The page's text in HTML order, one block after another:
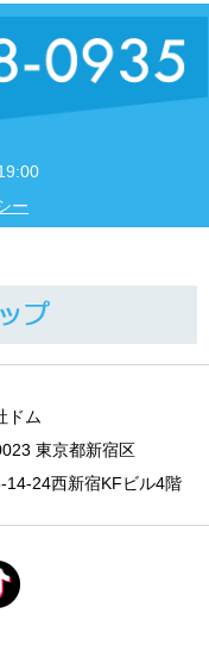
ー
ドム
東京都新宿区
14-24西新宿KFビル4階